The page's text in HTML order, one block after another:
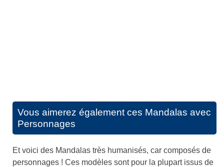
Vous aimerez également ces Mandalas avec
Personnages
Et voici des Mandalas très humanisés, car composés de
personnages ! Ces modèles sont pour la plupart issus de